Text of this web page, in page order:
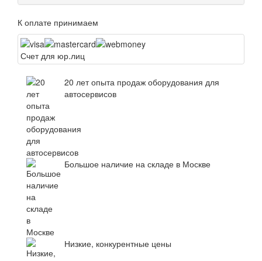
К оплате принимаем
Счет для юр.лиц
20 лет опыта продаж оборудования для
автосервисов
Большое наличие на складе в Москве
Низкие, конкурентные цены